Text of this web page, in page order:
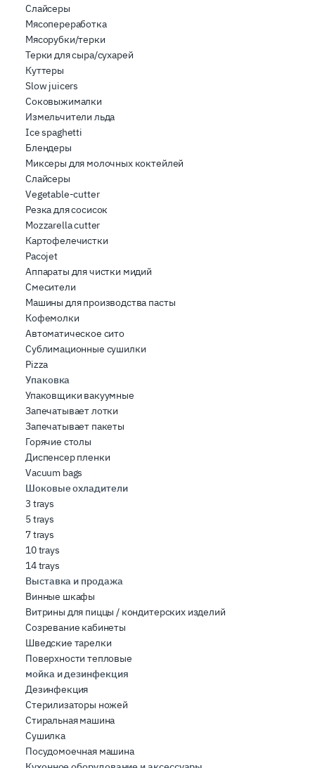
Слайсеры
Мясопереработка
Мясорубки/терки
Терки для сыра/сухарей
Куттеры
Slow juicers
Соковыжималки
Измельчители льда
Ice spaghetti
Блендеры
Миксеры для молочных коктейлей
Слайсеры
Vegetable-cutter
Резка для сосисок
Mozzarella cutter
Картофелечистки
Pacojet
Аппараты для чистки мидий
Смесители
Машины для производства пасты
Кофемолки
Автоматическое сито
Сублимационные сушилки
Pizza
Упаковка
Упаковщики вакуумные
Запечатывает лотки
Запечатывает пакеты
Горячие столы
Диспенсер пленки
Vacuum bags
Шоковые охладители
3 trays
5 trays
7 trays
10 trays
14 trays
Выставка и продажа
Винные шкафы
Витрины для пиццы / кондитерских изделий
Созревание кабинеты
Шведские тарелки
Поверхности тепловые
мойка и дезинфекция
Дезинфекция
Стерилизаторы ножей
Стиральная машина
Сушилка
Посудомоечная машина